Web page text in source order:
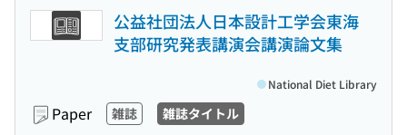
公益社団法人日本設計工学会東海
支部研究発表講演会講演論文集
Paper 雑誌 雑誌タイトル
National Diet Library